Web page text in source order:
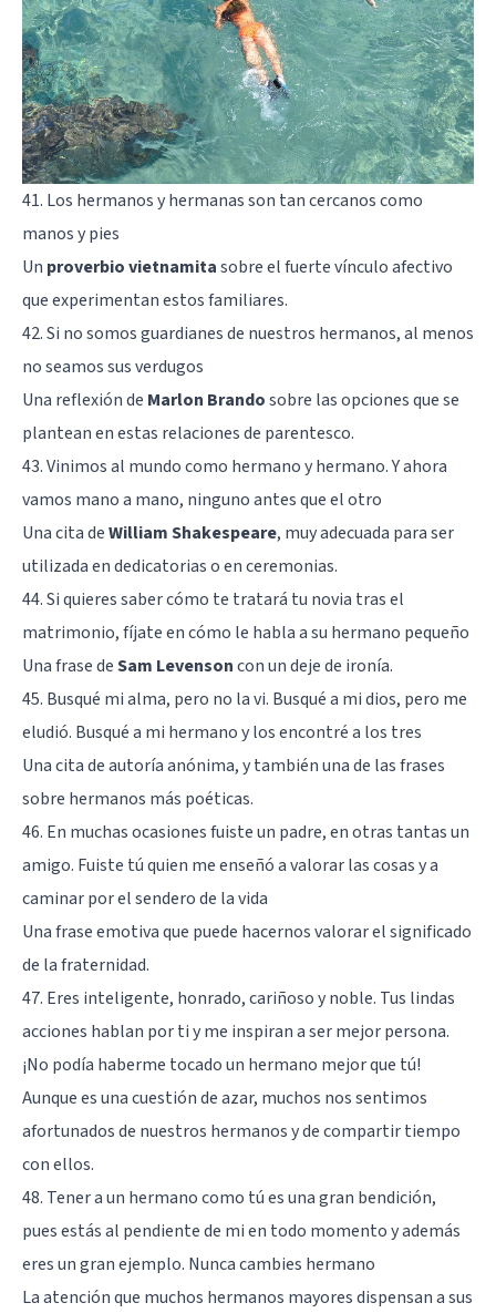
41. Los hermanos y hermanas son tan cercanos como
manos y pies
Un proverbio vietnamitasobre el fuerte vínculo afectivo
que experimentan estos familiares.
42. Si no somos guardianes de nuestros hermanos, al menos
no seamos sus verdugos
Una reflexión de Marlon Brandosobre las opciones que se
plantean en estas relaciones de parentesco.
43. Vinimos al mundo como hermano y hermano. Y ahora
vamos mano a mano, ninguno antes que el otro
Una cita deWilliam Shakespeare, muy adecuada para ser
utilizada en dedicatorias o en ceremonias.
44. Si quieres saber cómo te tratará tu novia tras el
matrimonio, fíjate en cómo le habla a su hermano pequeño
Una frase deSam Levensoncon un deje de ironía.
45. Busqué mi alma, pero no la vi. Busqué a mi dios, pero me
eludió. Busqué a mi hermano y los encontré a los tres
Una cita de autoría anónima, y también una de las frases
sobre hermanos más poéticas.
46. En muchas ocasiones fuiste un padre, en otras tantas un
amigo. Fuiste tú quien me enseñó a valorar las cosas y a
caminar por el sendero de la vida
Una frase emotiva que puede hacernos valorar el significado
de la fraternidad.
47. Eres inteligente, honrado, cariñoso y noble. Tus lindas
acciones hablan por ti y me inspiran a ser mejor persona.
¡No podía haberme tocado un hermano mejor que tú!
Aunque es una cuestión de azar, muchos nos sentimos
afortunados de nuestros hermanos y de compartir tiempo
con ellos.
48. Tener a un hermano como tú es una gran bendición,
pues estás al pendiente de mi en todo momento y además
eres un gran ejemplo. Nunca cambies hermano
La atención que muchos hermanos mayores dispensan a sus